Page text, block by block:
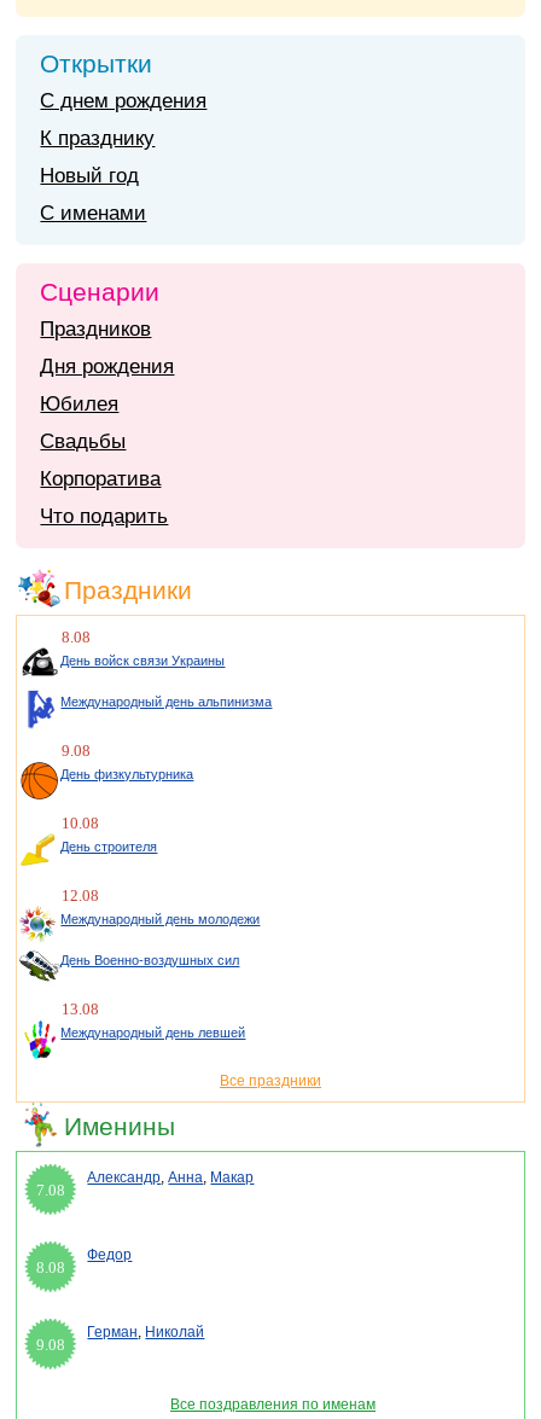
Открытки
С днем рождения
К празднику
Новый год
С именами
Сценарии
Праздников
Дня рождения
Юбилея
Свадьбы
Корпоратива
Что подарить
Праздники
8.08
День войск связи Украины
Международный день альпинизма
9.08
День физкультурника
10.08
День строителя
12.08
Международный день молодежи
День Военно-воздушных сил
13.08
Международный день левшей
Все праздники
Именины
7.08
Александр,Анна, Макар
8.08
Федор
9.08
Герман, Николай
Все поздравления по именам